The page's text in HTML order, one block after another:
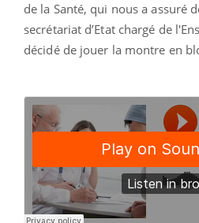
de la Santé, qui nous a assuré
secrétariat d’Etat chargé de
décidé de jouer la montre en